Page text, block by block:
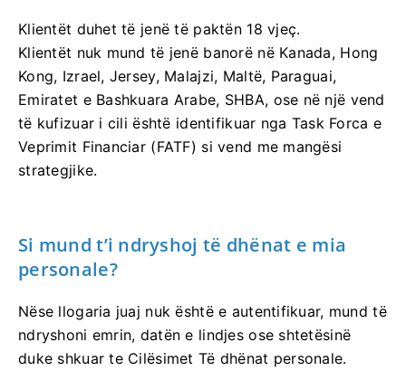
Klientët duhet të jenë të paktën 18 vjeç.
Klientët nuk mund të jenë banorë në Kanada, Hong
Kong, Izrael, Jersey, Malajzi, Maltë, Paraguai,
Emiratet e Bashkuara Arabe, SHBA, ose në një vend
të kufizuar i cili është identifikuar nga Task Forca e
Veprimit Financiar (FATF) si vend me mangësi
strategjike.
Si mund t’i ndryshoj të dhënat e mia
personale?
Nëse llogaria juaj nuk është e autentifikuar, mund të
ndryshoni emrin, datën e lindjes ose shtetësinë
duke shkuar te Cilësimet Të dhënat personale.